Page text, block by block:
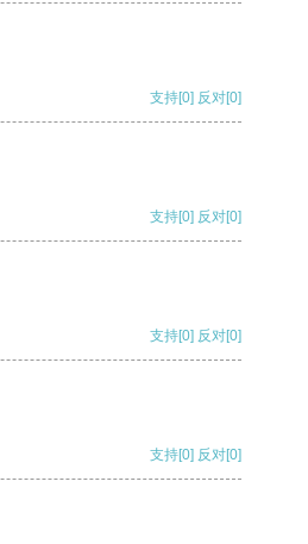
支持[0] 反对[0]
支持[0] 反对[0]
支持[0] 反对[0]
支持[0] 反对[0]